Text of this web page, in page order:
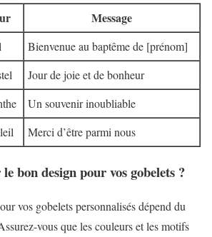
Message
Bienvenue au baptême de [prénom]
Jour de joie et de bonheur
Un souvenir inoubliable
Merci d’être parmi nous
bon design pour vos gobelets ?
vos gobelets personnalisés dépend du
vous que les couleurs et les motifs